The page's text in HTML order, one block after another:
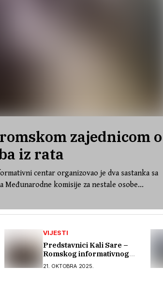
zajednicom o
iz rata
centar organizovao je dva sastanka sa
Međunarodne komisije za nestale osobe...
VIJESTI
Predstavnici Kali Sare –
Romskog informativnog
centra učestvovali na
OSCE Warsaw Human
21. OKTOBRA 2025.